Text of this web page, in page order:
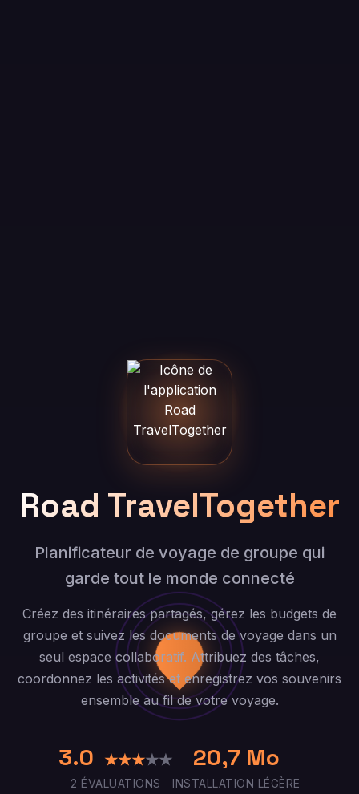
Road TravelTogether
Planificateur de voyage de groupe qui
garde tout le monde connecté
Créez des itinéraires partagés, gérez les budgets de
groupe et suivez les documents de voyage dans un
seul espace collaboratif. Attribuez des tâches,
coordonnez les activités et enregistrez vos souvenirs
ensemble au fil de votre voyage.
3.0 ★★★★★
2 ÉVALUATIONS
20,7 Mo
INSTALLATION LÉGÈRE